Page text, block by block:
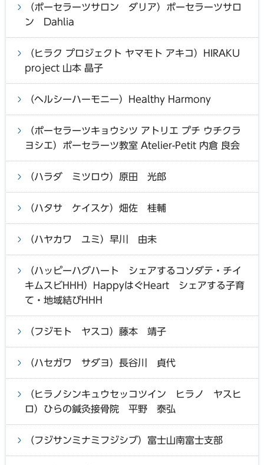
（ポーセラーツサロン ダリア）ポーセラーツサロ
ン Dahlia
（ヒラク プロジェクト ヤマモト アキコ）HIRAKU
project 山本 晶子
（ヘルシーハーモニー）Healthy Harmony
（ポーセラーツキョウシツ アトリエ プチ ウチクラ
ヨシエ）ポーセラーツ教室 Atelier-Petit 内倉 良会
（ハラダ ミツロウ）原田 光郎
（ハタサ ケイスケ）畑佐 桂輔
（ハヤカワ ユミ）早川 由未
（ハッピーハグハート シェアするコソダテ・チイ
キムスビHHH）HappyはぐHeart シェアする子育
て・地域結びHHH
（フジモト ヤスコ）藤本 靖子
（ハセガワ サダヨ）長谷川 貞代
（ヒラノシンキュウセッコツイン ヒラノ ヤスヒ
ロ）ひらの鍼灸接骨院 平野 泰弘
（フジサンミナミフジシブ）富士山南富士支部